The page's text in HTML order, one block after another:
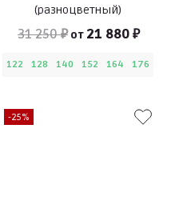
(разноцветный)
31 250 ₽ от 21 880 ₽
122 128 140 152 164 176
-25%